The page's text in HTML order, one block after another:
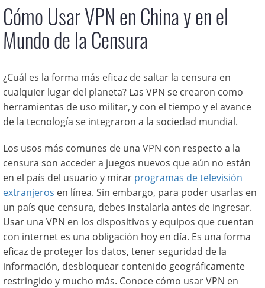
Cómo Usar VPN en China y en el
Mundo de la Censura
¿Cuál es la forma más eficaz de saltar la censura en
cualquier lugar del planeta? Las VPN se crearon como
herramientas de uso militar, y con el tiempo y el avance
de la tecnología se integraron a la sociedad mundial.
Los usos más comunes de una VPN con respecto a la
censura son acceder a juegos nuevos que aún no están
en el país del usuario y mirar programas de televisión
extranjeros en línea. Sin embargo, para poder usarlas en
un país que censura, debes instalarla antes de ingresar.
Usar una VPN en los dispositivos y equipos que cuentan
con internet es una obligación hoy en día. Es una forma
eficaz de proteger los datos, tener seguridad de la
información, desbloquear contenido geográficamente
restringido y mucho más. Conoce cómo usar VPN en